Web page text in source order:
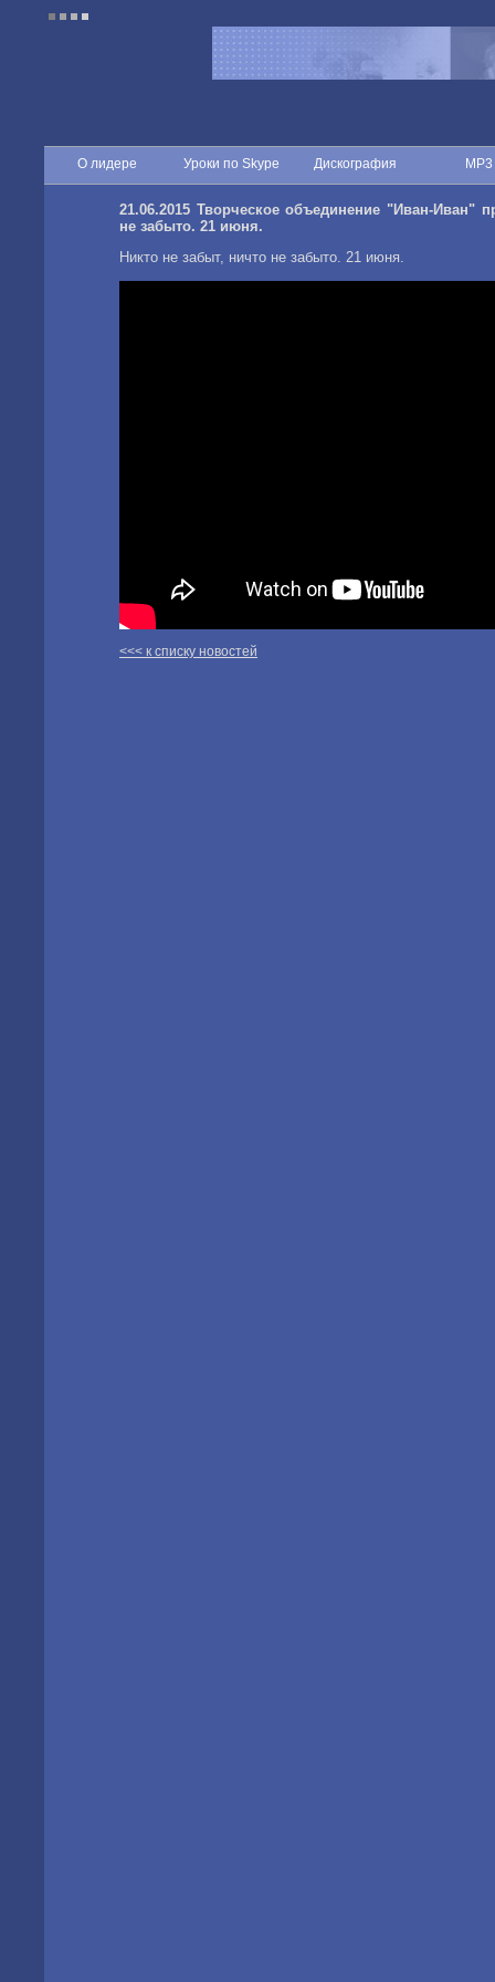
О лидере Уроки по Skype Дискография MP3
21.06.2015 Творческое объединение "Иван-Иван"
не забыто. 21 июня.
Никто не забыт, ничто не забыто. 21 июня.
<<< к списку новостей